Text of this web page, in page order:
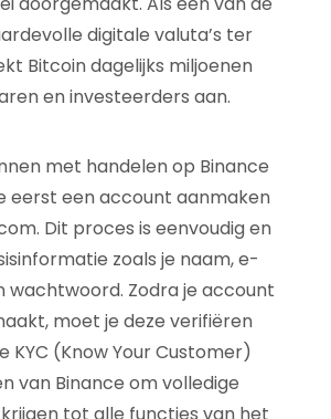
digitale valuta’s ter
Bitcoin dagelijks miljoenen
en investeerders aan.
met handelen op Binance
eerst een account aanmaken
Dit proces is eenvoudig en
zoals je naam, e-
wachtwoord. Zodra je account
moet je deze verifiëren
KYC (Know Your Customer)
van Binance om volledige